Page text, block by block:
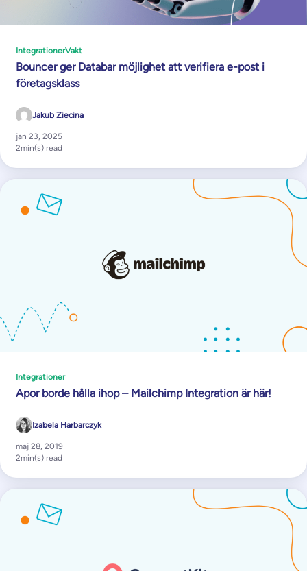
IntegrationerVakt
Bouncer ger Databar möjlighet att verifiera e-post i
företagsklass
Jakub Ziecina
jan 23, 2025
2min(s) read
Integrationer
Apor borde hålla ihop – Mailchimp Integration är här!
Izabela Harbarczyk
maj 28, 2019
2min(s) read